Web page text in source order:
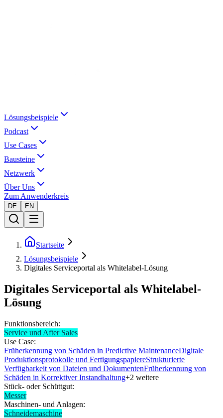
Lösungsbeispiele
Podcast
Use Cases
Bausteine
Netzwerk
Über Uns
Zum Anwenderkreis
DE EN
Startseite
Lösungsbeispiele
Digitales Serviceportal als Whitelabel-Lösung
Digitales Serviceportal als Whitelabel-
Lösung
Funktionsbereich:
Service und After Sales
Use Case:
Früherkennung von Schäden in Predictive MaintenanceDigitale
Produktionsprotokolle und FertigungspapiereStrukturierte
Verfügbarkeit von Dateien und DokumentenFrüherkennung von
Schäden in Korrektiver Instandhaltung+2 weitere
Stück- oder Schüttgut:
Messer
Maschinen- und Anlagen:
Schneidemaschine